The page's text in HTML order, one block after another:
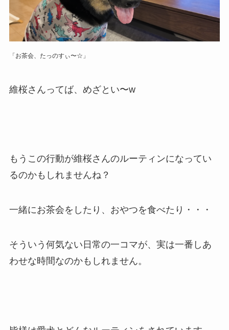
「お茶会、たっのすぃ〜☆」
維桜さんってば、めざとい〜w
もうこの行動が維桜さんのルーティンになってい
るのかもしれませんね？
一緒にお茶会をしたり、おやつを食べたり・・・
そういう何気ない日常の一コマが、実は一番しあ
わせな時間なのかもしれません。